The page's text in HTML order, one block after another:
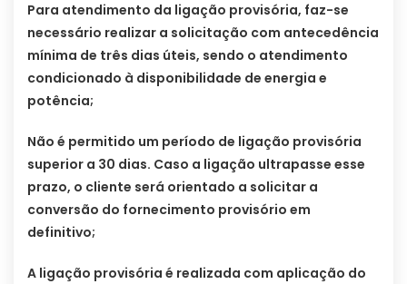
Para atendimento da ligação provisória, faz-se
necessário realizar a solicitação com antecedência
mínima de três dias úteis, sendo o atendimento
condicionado à disponibilidade de energia e
potência;
Não é permitido um período de ligação provisória
superior a 30 dias. Caso a ligação ultrapasse esse
prazo, o cliente será orientado a solicitar a
conversão do fornecimento provisório em
definitivo;
A ligação provisória é realizada com aplicação do